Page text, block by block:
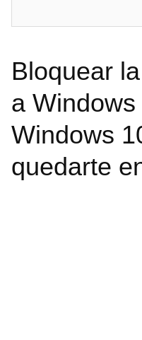
Bloquear
a Windows
Windows
quedarte